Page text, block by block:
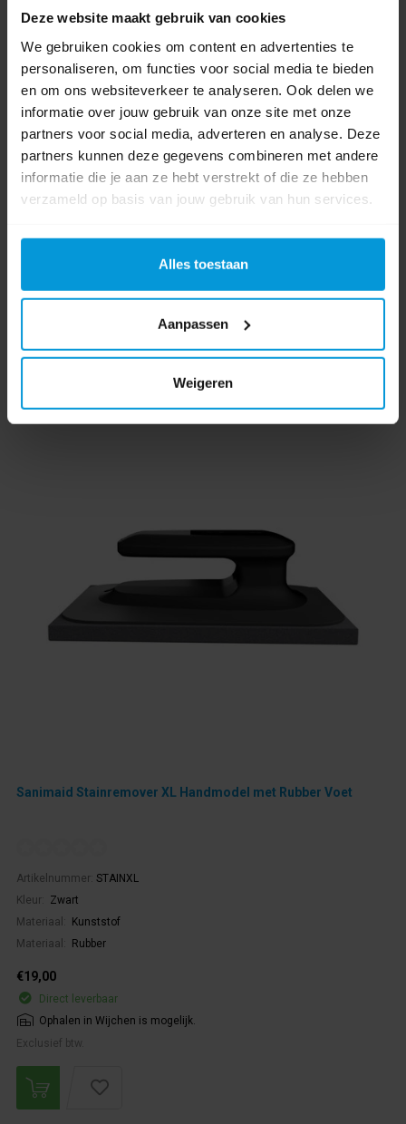
Deze website maakt gebruik van cookies
We gebruiken cookies om content en advertenties te
personaliseren, om functies voor social media te bieden
en om ons websiteverkeer te analyseren. Ook delen we
informatie over jouw gebruik van onze site met onze
partners voor social media, adverteren en analyse. Deze
partners kunnen deze gegevens combineren met andere
informatie die je aan ze hebt verstrekt of die ze hebben
verzameld op basis van jouw gebruik van hun services.
Alles toestaan
Aanpassen
Weigeren
Sanimaid Oslo Toiletborstel Kunststof Zwart
Artikelnummer:1900013
Kleur: Zwart
Materiaal: Kunststof
€27,19
Exclusief btw.
Sanimaid Stainremover XL Handmodel met Rubber Voet
Artikelnummer: STAINXL
Kleur:
Zwart
Materiaal:
Kunststof
Materiaal:
Rubber
€19,00
Direct leverbaar
Ophalen in Wijchen is mogelijk.
Exclusief btw.